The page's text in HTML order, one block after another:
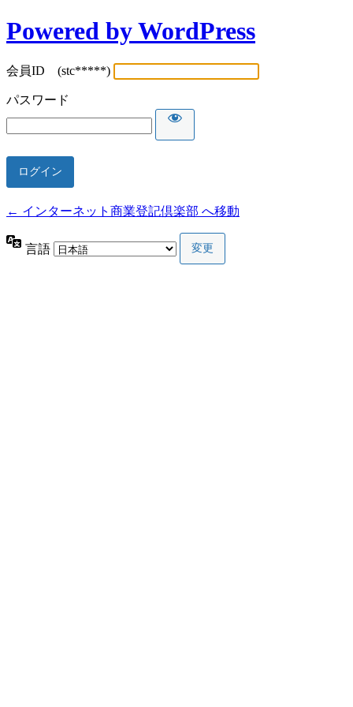
Powered by WordPress
会員ID (stc*****)
パスワード
← インターネット商業登記倶楽部 へ移動
言語